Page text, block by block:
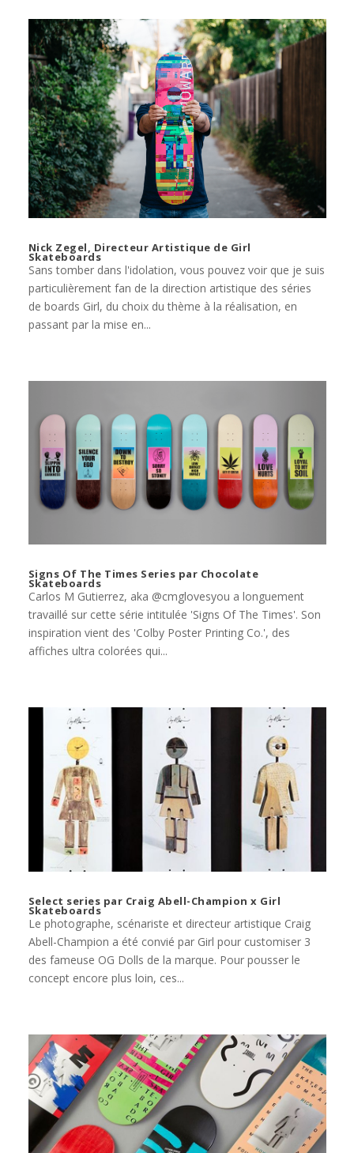
Nick Zegel, Directeur Artistique de Girl
Skateboards
Sans tomber dans l'idolation, vous pouvez voir que je suis
particulièrement fan de la direction artistique des séries
de boards Girl, du choix du thème à la réalisation, en
passant par la mise en...
Signs Of The Times Series par Chocolate
Skateboards
Carlos M Gutierrez, aka @cmglovesyou a longuement
travaillé sur cette série intitulée 'Signs Of The Times'. Son
inspiration vient des 'Colby Poster Printing Co.', des
affiches ultra colorées qui...
Select series par Craig Abell-Champion x Girl
Skateboards
Le photographe, scénariste et directeur artistique Craig
Abell-Champion a été convié par Girl pour customiser 3
des fameuse OG Dolls de la marque. Pour pousser le
concept encore plus loin, ces...